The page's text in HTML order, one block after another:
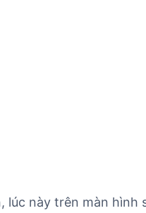
lúc này trên màn hình